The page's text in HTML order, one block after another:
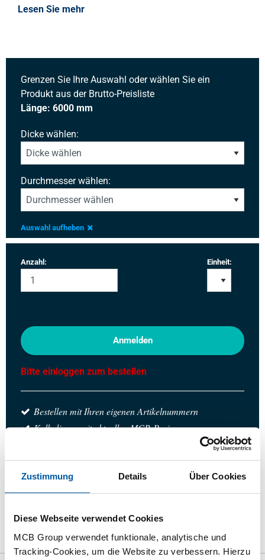
Zustimmung Details Über Cookies
Diese Webseite verwendet Cookies
MCB Group verwendet funktionale, analytische und
Tracking-Cookies, um die Website zu verbessern. Hierzu
Lesen Sie mehr
Grenzen Sie Ihre Auswahl oder wählen Sie ein
Produkt aus der Brutto-Preisliste
Länge: 6000 mm
Dicke wählen:
Durchmesser wählen:
Auswahl aufheben
Anzahl: Einheit:
Anmelden
Bitte einloggen zum bestellen
Bestellen mit Ihren eigenen Artikelnummern
Kalkulieren mit aktuellen MCB-Preisen
Verfolgen Sie Ihre Bestellung über Track&Trace
das Produkt Produktbeschreibung
Downloads Spezifikationen